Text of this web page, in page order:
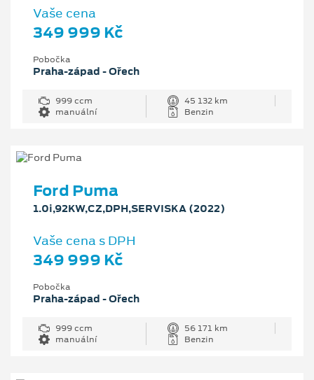
Vaše cena
349 999 Kč
Pobočka
Praha-západ - Ořech
999 ccm
45 132 km
manuální
Benzin
Ford Puma
1.0i,92KW,CZ,DPH,SERVISKA (2022)
Vaše cena s DPH
349 999 Kč
Pobočka
Praha-západ - Ořech
999 ccm
56 171 km
manuální
Benzin